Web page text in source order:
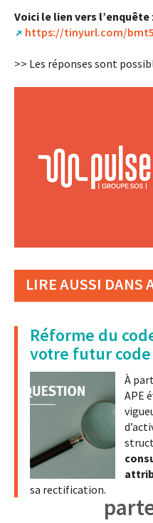
Voici le lien vers l’enquête:
https://tinyurl.com/
>> Les réponses sont
LIRE AUSSI DANS
Réforme du
votre futur code
À
APE
sa rectification.